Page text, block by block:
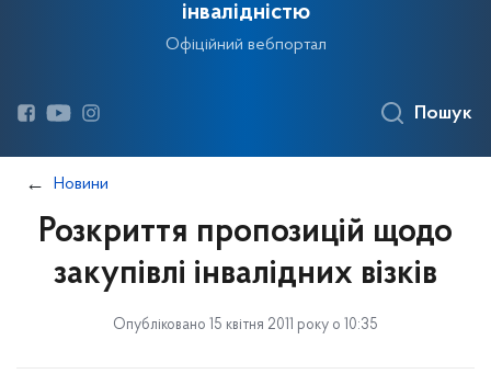
інвалідністю
Офіційний вебпортал
Пошук
Новини
Розкриття пропозицій щодо
закупівлі інвалідних візків
Опубліковано 15 квітня 2011 року о 10:35